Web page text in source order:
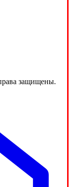
защищены.